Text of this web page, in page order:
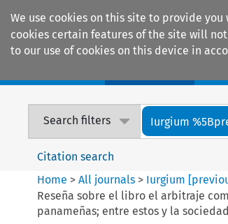
We use cookies on this site to provide
cookies certain features of the site will
to our use of cookies on this device in
Search filters Iurgium
Citation search
Home >All journals > Iurgium
Reseña sobre el libro el arbitraje
panameñas; entre estos y la